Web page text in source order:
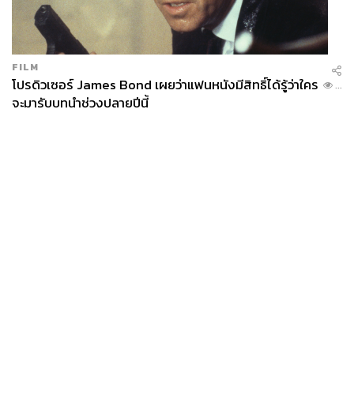
‘ภาคท่องเที่ยว-โรงแรม’ ขอชะลอค่าเหยียบแผ่น
ดิน-คุม OTA ต่างชาติ
FILM
โปรดิวเซอร์ James Bond เผยว่าแฟนหนังมีสิทธิ์ได้รู้ว่าใคร
จะมารับบทนำช่วงปลายปีนี้
...